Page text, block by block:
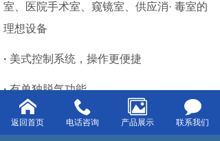
室、医院手术室、窥镜室、供应消· 毒室的
理想设备
· 美式控制系统，操作更便捷
·有单独脱气功能
返回首页 电话咨询 产品展示 联系我们